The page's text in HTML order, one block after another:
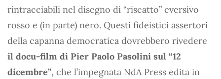
rintracciabili nel disegno di “riscatto” eversivo
rosso e (in parte) nero. Questi fideistici assertori
della capanna democratica dovrebbero rivedere
il docu-film di Pier Paolo Pasolini sul “12
dicembre”, che l’impegnata NdA Press edita in